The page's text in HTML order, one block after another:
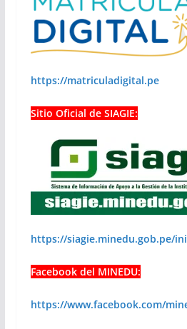
https://matriculadigital.pe
Sitio Oficial de SIAGIE:
https://siagie.minedu.gob.pe/
Facebook del MINEDU:
https://www.facebook.com/